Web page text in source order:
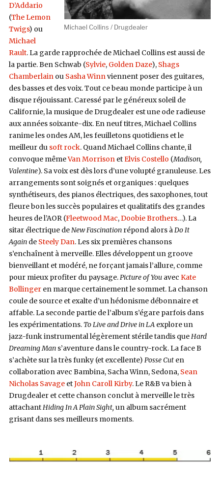
Michael Collins / Drugdealer
D’Addario
(The Lemon
Twigs) ou
Michael
Rault. La garde rapprochée de Michael Collins est aussi de
la partie. Ben Schwab (Sylvie, Golden Daze), Shags
Chamberlainou Sasha Winnviennent poser des guitares,
des basses et des voix. Tout ce beau monde participe à un
disque réjouissant. Caressé par le généreux soleil de
Californie, la musique de Drugdealer est une ode radieuse
aux années soixante-dix. En neuf titres, Michael Collins
ranime les ondes AM, les feuilletons quotidiens et le
meilleur du soft rock. Quand Michael Collins chante, il
convoque mêmeVan MorrisonetElvis Costello (Madison,
Valentine). Sa voix est dès lors d’une volupté granuleuse. Les
arrangements sont soignés et organiques : quelques
synthétiseurs, des pianos électriques, des saxophones, tout
fleure bon les succès populaires et qualitatifs des grandes
heures de l’AOR (Fleetwood Mac,Doobie Brothers…). La
sitar électrique deNew Fascination répond alors àDo It
Again de Steely Dan. Les six premières chansons
s’enchaînent à merveille. Elles développent un groove
bienveillant et modéré, ne forçant jamais l’allure, comme
pour mieux profiter du paysage.Picture of You avec Kate
Bollingeren marque certainement le sommet. La chanson
coule de source et exalte d’un hédonisme débonnaire et
affable. La seconde partie de l’album s’égare parfois dans
les expérimentations. To Live and Drive in LAexplore un
jazz-funk instrumental légèrement stérile tandis queHard
Dreaming Man s’aventure dans le country-rock. La face B
s’achète sur la très funky (et excellente) Posse Cut en
collaboration avec Bambina, Sacha Winn, Sedona, Sean
Nicholas SavageetJohn Caroll Kirby. Le R&B va bien à
Drugdealer et cette chanson conclut à merveille le très
attachantHiding In A Plain Sight, un album sacrément
grisant dans ses meilleurs moments.